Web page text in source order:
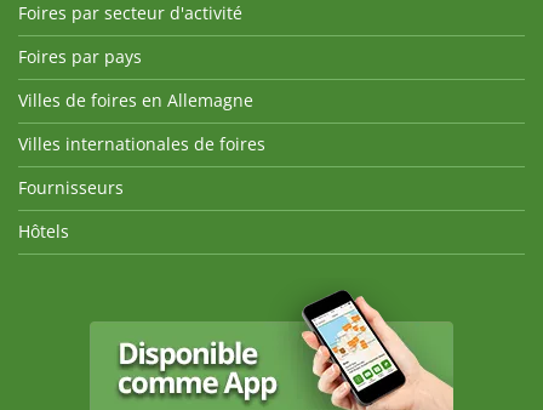
Foires par secteur d'activité
Foires par pays
Villes de foires en Allemagne
Villes internationales de foires
Fournisseurs
Hôtels